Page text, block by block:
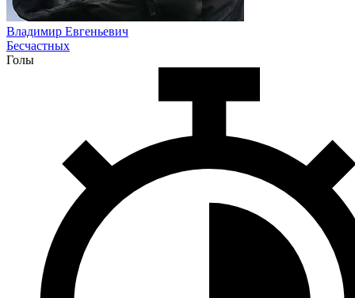
Владимир Евгеньевич
Бесчастных
Голы